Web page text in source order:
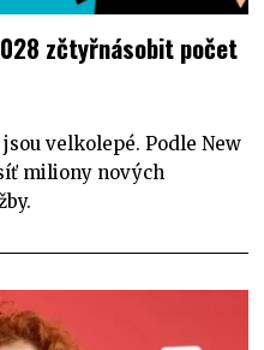
zčtyřnásobit počet
velkolepé. Podle New
miliony nových